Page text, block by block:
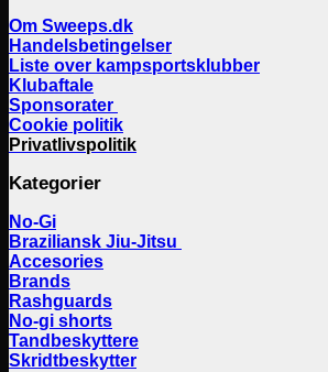
Om Sweeps.dk
Handelsbetingelser
Liste over kampsportsklubber
Klubaftale
Sponsorater
Cookie politik
Privatlivspolitik
Kategorier
No-Gi
Braziliansk Jiu-Jitsu
Accesories
Brands
Rashguards
No-gi shorts
Tandbeskyttere
Skridtbeskytter